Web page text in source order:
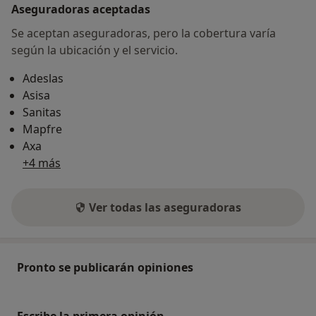
Aseguradoras aceptadas
Se aceptan aseguradoras, pero la cobertura varía
según la ubicación y el servicio.
Adeslas
Asisa
Sanitas
Mapfre
Axa
+4 más
Ver todas las aseguradoras
Pronto se publicarán opiniones